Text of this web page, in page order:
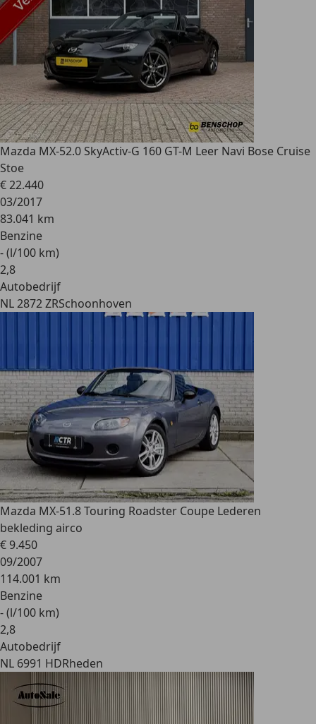
Mazda MX-52.0 SkyActiv-G 160 GT-M Leer Navi Bose Cruise
Stoe
€ 22.440
03/2017
83.041 km
Benzine
- (l/100 km)
2,8
Autobedrijf
NL 2872 ZRSchoonhoven
Mazda MX-51.8 Touring Roadster Coupe Lederen
bekleding airco
€ 9.450
09/2007
114.001 km
Benzine
- (l/100 km)
2,8
Autobedrijf
NL 6991 HDRheden